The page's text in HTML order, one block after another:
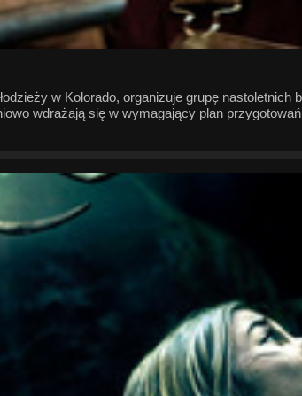
w Kolorado, organizuje grupę
wdrażają się w wymagający plan